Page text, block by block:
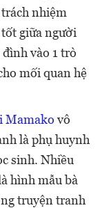
nhiệm
giữa người
vào 1 trò
mối quan hệ
Mamakovô
là phụ huynh
sinh. Nhiều
hình mẫu bà
truyện tranh